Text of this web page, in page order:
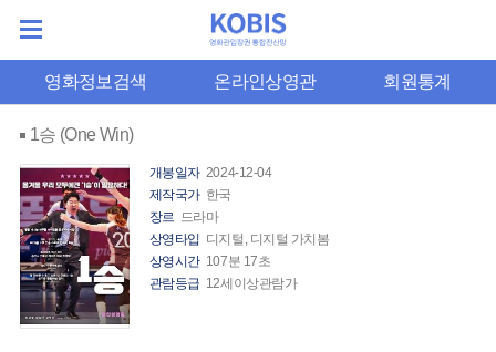
영화정보검색 온라인상영관 회원통계
1승 (One Win)
개봉일자 2024-12-04
제작국가 한국
장르 드라마
상영타입 디지털, 디지털 가치봄
상영시간 107분 17초
관람등급 12세이상관람가